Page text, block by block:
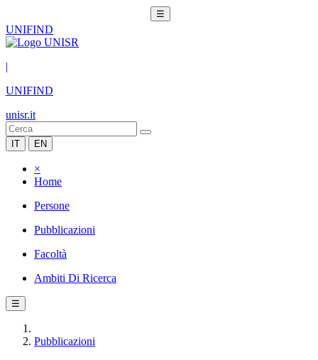
☰
UNIFIND
|
UNIFIND
unisr.it
IT EN
×
Home
Persone
Pubblicazioni
Facoltà
Ambiti Di Ricerca
☰
Pubblicazioni